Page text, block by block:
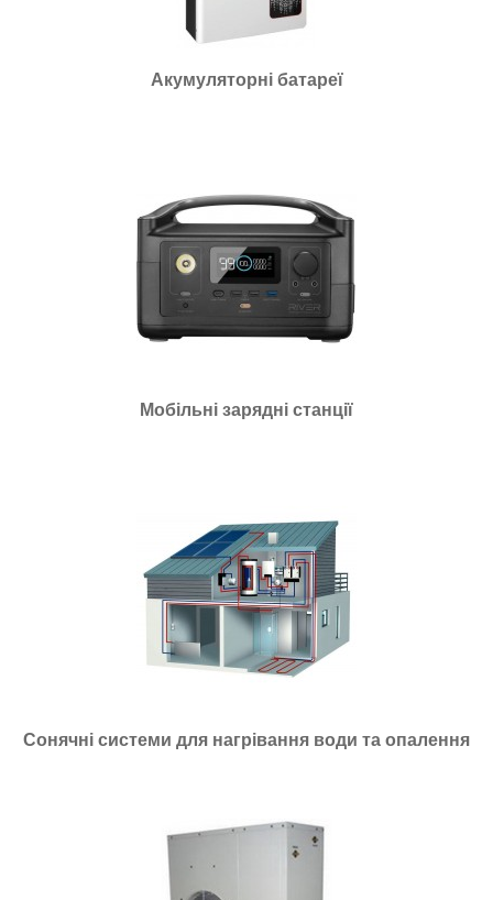
Акумуляторні батареї
Мобільні зарядні станції
Сонячні системи для нагрівання води та опалення